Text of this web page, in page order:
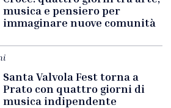
musica e pensiero per
immaginare nuove comunità
Santa Valvola Fest torna a
Prato con quattro giorni di
musica indipendente